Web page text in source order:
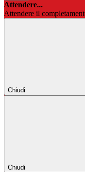
Attendere...
Attendere il
Chiudi
Chiudi